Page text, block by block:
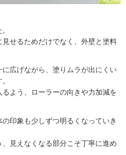
せるためだけでなく、外壁と塗料
広げながら、塗りムラが出にくい
よう、ローラーの向きや力加減を
印象も少しずつ明るくなっていき
見えなくなる部分こそ丁寧に進め